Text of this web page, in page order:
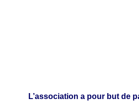
L’association a pour but de